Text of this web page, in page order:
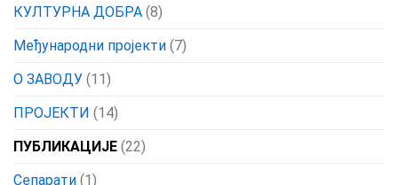
КУЛТУРНА ДОБРА (8)
Међународни пројекти (7)
О ЗАВОДУ (11)
ПРОЈЕКТИ (14)
ПУБЛИКАЦИЈЕ (22)
Сепарати (1)